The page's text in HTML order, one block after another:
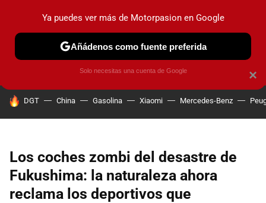
PRUEBAS COCHES ELÉCTRICOS OBSERVATORIO
HOY SE HABLA DE
DGT China Gasolina Xiaomi Mercedes-Benz
Los coches zombi del desastre de
Fukushima: la naturaleza ahora
reclama los deportivos que
×
Ya puedes ver más de Motorpasion en Google
Añádenos como fuente preferida
Solo necesitas una cuenta de Google